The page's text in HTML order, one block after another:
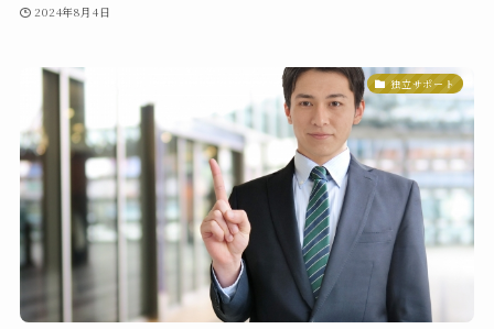
2024年8月4日
独立サポート